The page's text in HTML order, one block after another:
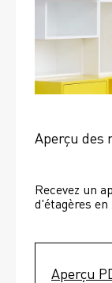
Aperçu des
Recevez un
d'étagères en
Aperçu